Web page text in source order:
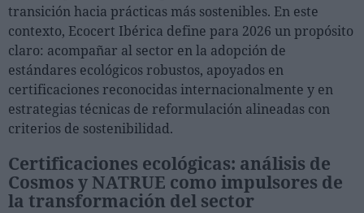
Personas
Moda y Lujo
Lanzamientos
Cosmética
Proveedores
Perfumería
Salud
transición hacia prácticas más sostenibles. En este
contexto, Ecocert Ibérica define para 2026 un propósito
claro: acompañar al sector en la adopción de
estándares ecológicos robustos, apoyados en
certificaciones reconocidas internacionalmente y en
estrategias técnicas de reformulación alineadas con
criterios de sostenibilidad.
Certificaciones ecológicas: análisis de
Cosmos y NATRUE como impulsores de
la transformación del sector